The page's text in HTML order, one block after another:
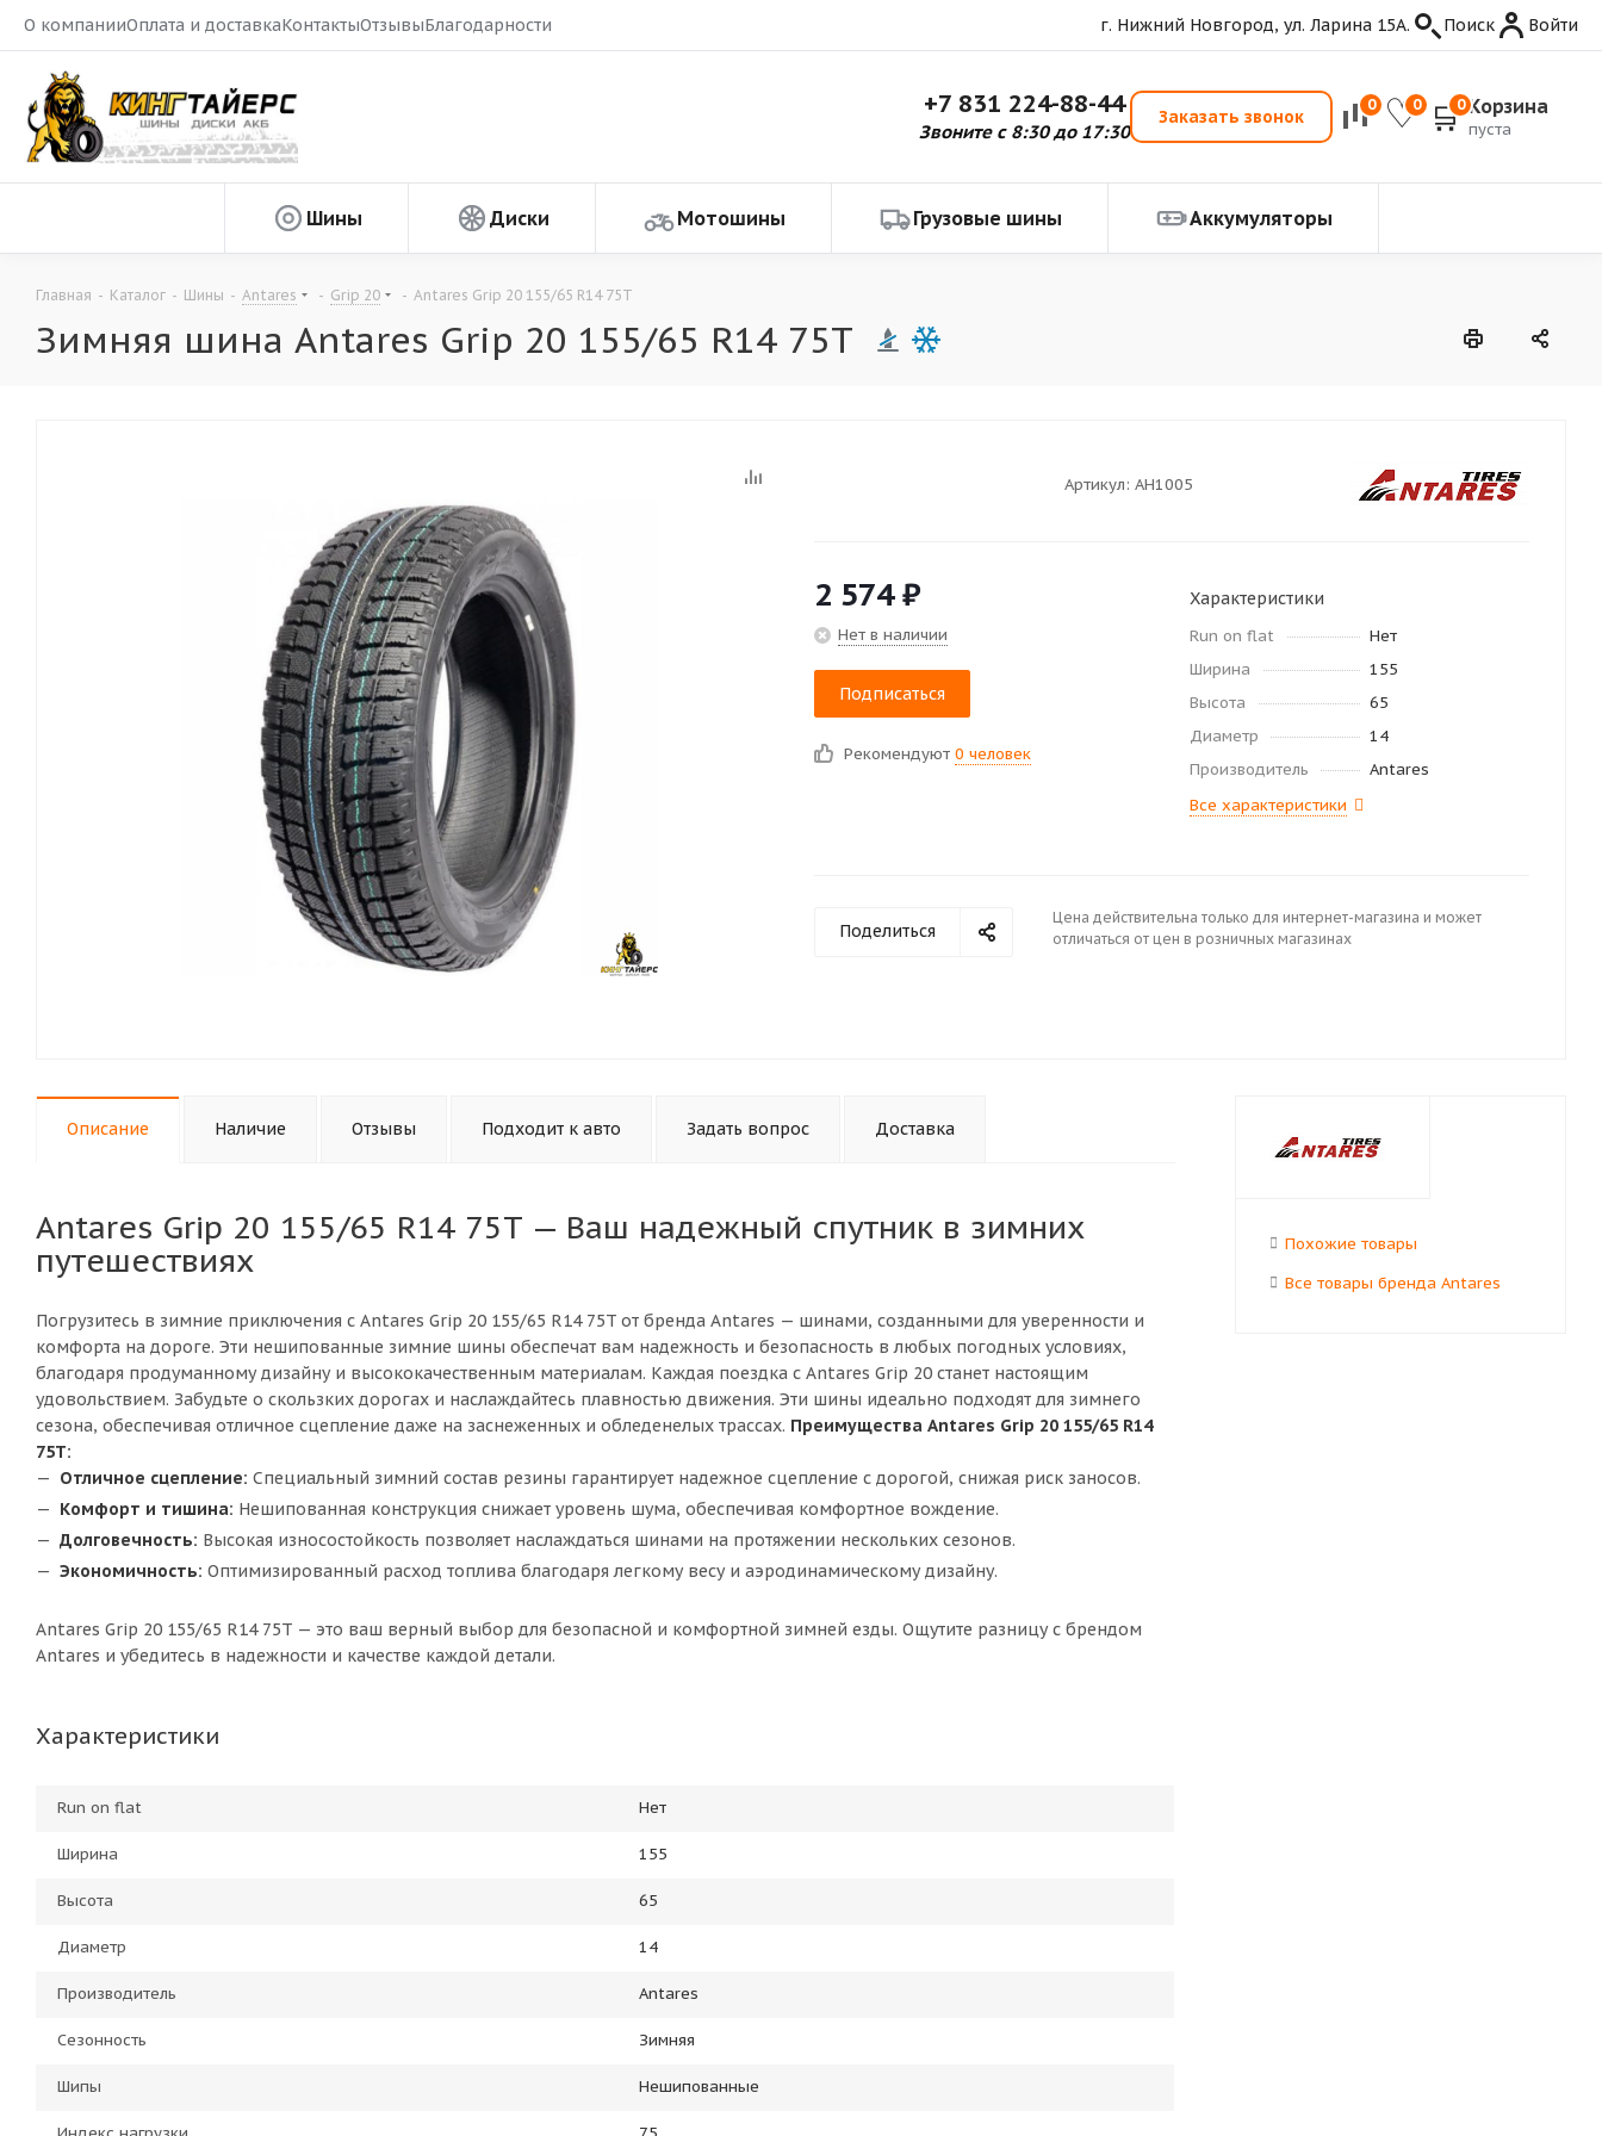
О компанииОплата и доставкаКонтактыОтзывыБлагодарности г. Нижний Новгород, ул. Ларина 15А. Поиск Войти
+7 831 224-88-44
Звоните с 8:30 до 17:30
Заказать звонок
0 0 0 Корзина
пуста
Шины Диски Мотошины Грузовые шины Аккумуляторы
Главная - Каталог - Шины - Antares - Grip 20 - Antares Grip 20 155/65 R14 75T
Зимняя шина Antares Grip 20 155/65 R14 75T
Артикул: AH1005
2 574₽
Нет в наличии
Подписаться
Рекомендуют 0 человек
Характеристики
Run on flat
Нет
Ширина
155
Высота
65
Диаметр
14
Производитель
Antares
Все характеристики
Поделиться
Цена действительна только для интернет-магазина и может
отличаться от цен в розничных магазинах
Описание Наличие Отзывы Подходит к авто Задать вопрос Доставка
Antares Grip 20 155/65 R14 75T — Ваш надежный спутник в зимних
путешествиях
Погрузитесь в зимние приключения с Antares Grip 20 155/65 R14 75T от бренда Antares — шинами, созданными для уверенности и
комфорта на дороге. Эти нешипованные зимние шины обеспечат вам надежность и безопасность в любых погодных условиях,
благодаря продуманному дизайну и высококачественным материалам. Каждая поездка с Antares Grip 20 станет настоящим
удовольствием. Забудьте о скользких дорогах и наслаждайтесь плавностью движения. Эти шины идеально подходят для зимнего
сезона, обеспечивая отличное сцепление даже на заснеженных и обледенелых трассах. Преимущества Antares Grip 20 155/65 R14
75T:
Отличное сцепление: Специальный зимний состав резины гарантирует надежное сцепление с дорогой, снижая риск заносов.
Комфорт и тишина: Нешипованная конструкция снижает уровень шума, обеспечивая комфортное вождение.
Долговечность: Высокая износостойкость позволяет наслаждаться шинами на протяжении нескольких сезонов.
Экономичность: Оптимизированный расход топлива благодаря легкому весу и аэродинамическому дизайну.
Antares Grip 20 155/65 R14 75T — это ваш верный выбор для безопасной и комфортной зимней езды. Ощутите разницу с брендом
Antares и убедитесь в надежности и качестве каждой детали.
Характеристики
Run on flat Нет
Ширина 155
Высота 65
Диаметр 14
Производитель Antares
Сезонность Зимняя
Шипы Нешипованные
Похожие товары
Все товары бренда Antares